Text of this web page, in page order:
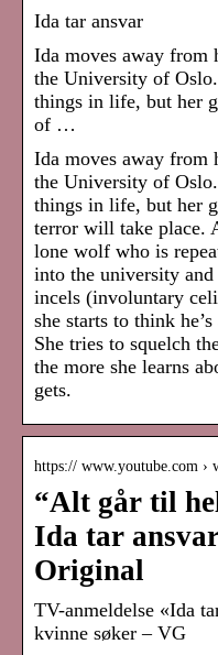
Ida tar ansvar
Ida moves away from
the University of
things in life, but her
of …
Ida moves away from
the University of
things in life, but her
terror will take place.
lone wolf who is
into the university
incels (involuntary
she starts to think
She tries to squelch
the more she learns
gets.
https:// www.youtube.com ›
“Alt går til
Ida tar
Original
TV-anmeldelse «Ida
kvinne søker – VG